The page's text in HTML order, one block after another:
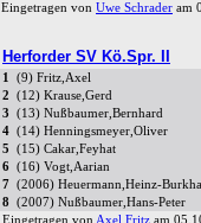
Eingetragen von Uwe Schrader am
Herforder SV Kö.Spr. II
1
(9) Fritz,Axel
2 (12) Krause,Gerd
3 (13) Nußbaumer,Bernhard
4 (14) Henningsmeyer,Oliver
5 (15) Cakar,Feyhat
6 (16) Vogt,Aarian
7 (2006) Heuermann,Heinz-
8 (2007) Nußbaumer,Hans-Peter